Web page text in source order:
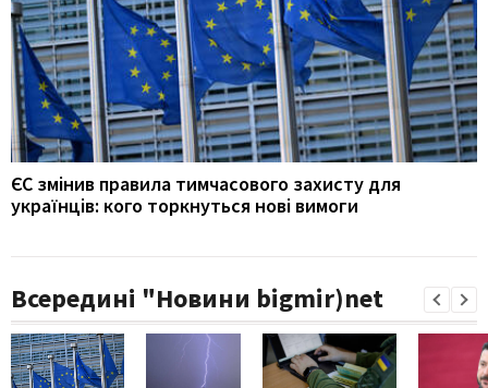
ЄС змінив правила тимчасового захисту для
українців: кого торкнуться нові вимоги
Всередині "Новини bigmir)net